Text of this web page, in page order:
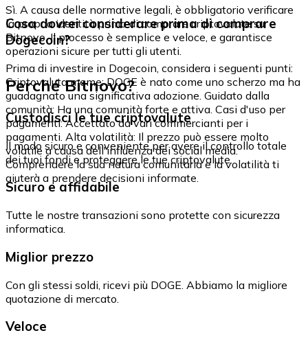
Sì. A causa delle normative legali, è obbligatorio verificare
la propria identità prima di comprare criptovalute su
Bitnovo. Il processo è semplice e veloce, e garantisce
operazioni sicure per tutti gli utenti.
Cosa dovrei considerare prima di comprare
Dogecoin?
Prima di investire in Dogecoin, considera i seguenti punti:
Criptovaluta meme: DOGE è nato come uno scherzo ma ha
guadagnato una significativa adozione. Guidato dalla
comunità: Ha una comunità forte e attiva. Casi d'uso per
pagamenti: Accettato da vari commercianti per i
pagamenti. Alta volatilità: Il prezzo può essere molto
volatile a causa dell'influenza dei social media.
Comprendere la sua natura comunitaria e la volatilità ti
aiuterà a prendere decisioni informate.
Perché Bitnovo?
Custodisci le tue criptovalute
Il modo sicuro e conveniente per avere il controllo totale
dei tuoi fondi e proteggere le tue criptovalute.
Sicuro e affidabile
Tutte le nostre transazioni sono protette con sicurezza
informatica.
Miglior prezzo
Con gli stessi soldi, ricevi più DOGE. Abbiamo la migliore
quotazione di mercato.
Veloce